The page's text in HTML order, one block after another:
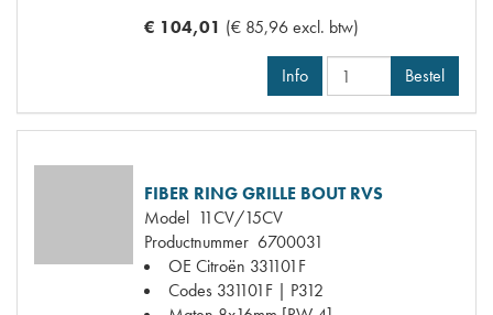
€ 104,01 (€ 85,96 excl. btw)
Info Bestel
FIBER RING GRILLE BOUT RVS
Model 11CV/15CV
Productnummer 6700031
OE Citroën 331101F
Codes 331101F | P312